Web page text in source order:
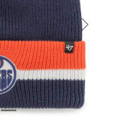
Next